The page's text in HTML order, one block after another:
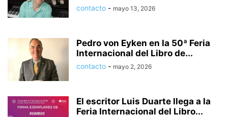
contacto - mayo 13, 2026
Pedro von Eyken en la 50ª Feria
Internacional del Libro de...
contacto - mayo 2, 2026
El escritor Luis Duarte llega a la
Feria Internacional del Libro...